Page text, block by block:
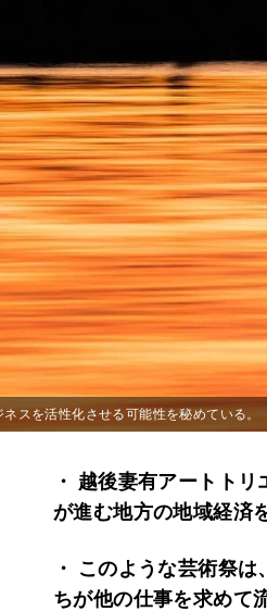
スを活性化させる可能性を秘めている。
・ 越後妻有アートト
が進む地方の地域経済
・ このような芸術祭
ちが他の仕事を求めて